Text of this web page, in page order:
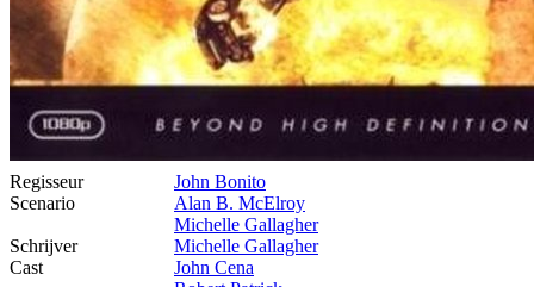
Regisseur
John Bonito
Scenario
Alan B. McElroy
Michelle Gallagher
Schrijver
Michelle Gallagher
Cast
John Cena